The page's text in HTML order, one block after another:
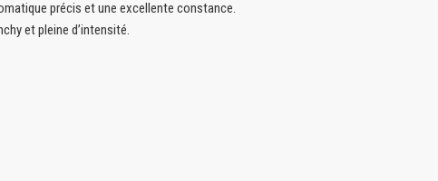
précis et une excellente constance.
et pleine d’intensité.